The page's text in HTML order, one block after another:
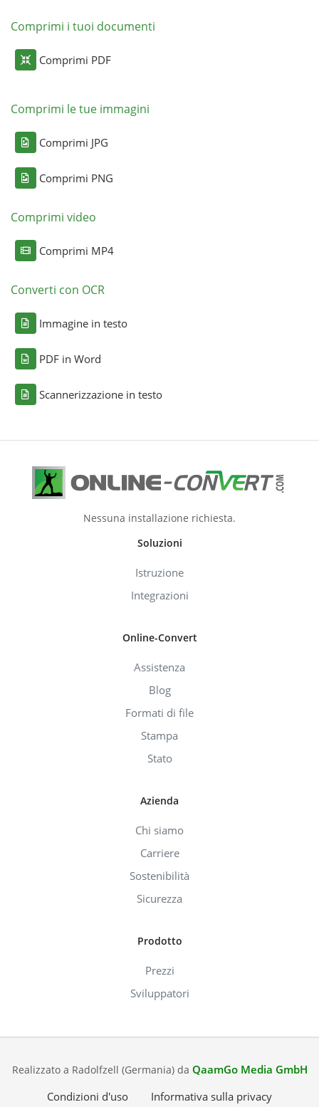
Comprimi i tuoi documenti
Comprimi PDF
Comprimi le tue immagini
Comprimi JPG
Comprimi PNG
Comprimi video
Comprimi MP4
Converti con OCR
Immagine in testo
PDF in Word
Scannerizzazione in testo
Nessuna installazione richiesta.
Soluzioni
Istruzione
Integrazioni
Online-Convert
Assistenza
Blog
Formati di file
Stampa
Stato
Azienda
Chi siamo
Carriere
Sostenibilità
Sicurezza
Prodotto
Prezzi
Sviluppatori
Realizzato a Radolfzell (Germania) da QaamGo Media GmbH
Condizioni d'uso
Informativa sulla privacy